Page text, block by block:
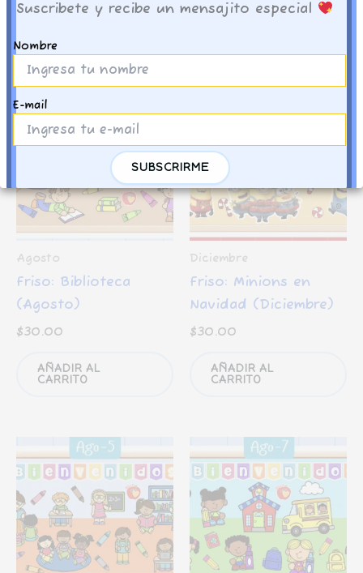
Suscribete y recibe un mensajito especial
Nombre
E-mail
Productos relacionados
Agosto
Friso: Biblioteca
(Agosto)
$30.00
AÑADIR AL
CARRITO
Diciembre
Friso: Minions en
Navidad (Diciembre)
$30.00
AÑADIR AL
CARRITO